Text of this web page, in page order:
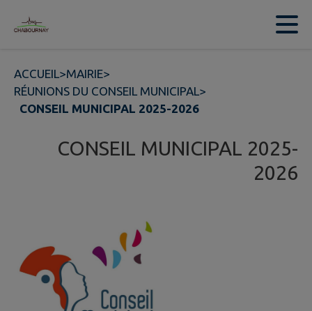
Contenu
ACCUEIL>MAIRIE>
RÉUNIONS DU CONSEIL MUNICIPAL>
CONSEIL MUNICIPAL 2025-2026
CONSEIL MUNICIPAL 2025-
2026